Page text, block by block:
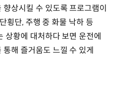
상시킬 수 있도록 프로그램이
횡단, 주행 중 화물 낙하 등
상황에 대처하다 보면 운전에
해 즐거움도 느낄 수 있게